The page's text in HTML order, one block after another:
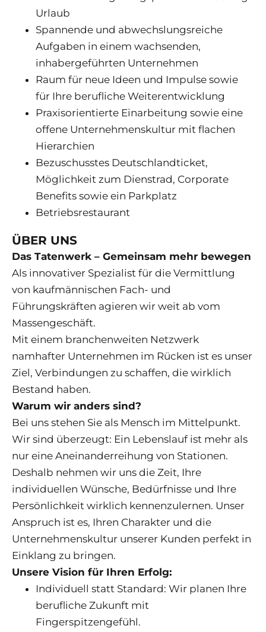
Urlaub
Spannende und abwechslungsreiche
Aufgaben in einem wachsenden,
inhabergeführten Unternehmen
Raum für neue Ideen und Impulse sowie
für Ihre berufliche Weiterentwicklung
Praxisorientierte Einarbeitung sowie eine
offene Unternehmenskultur mit flachen
Hierarchien
Bezuschusstes Deutschlandticket,
Möglichkeit zum Dienstrad, Corporate
Benefits sowie ein Parkplatz
Betriebsrestaurant
ÜBER UNS
Das Tatenwerk – Gemeinsam mehr bewegen
Als innovativer Spezialist für die Vermittlung
von kaufmännischen Fach- und
Führungskräften agieren wir weit ab vom
Massengeschäft.
Mit einem branchenweiten Netzwerk
namhafter Unternehmen im Rücken ist es unser
Ziel, Verbindungen zu schaffen, die wirklich
Bestand haben.
Warum wir anders sind?
Bei uns stehen Sie als Mensch im Mittelpunkt.
Wir sind überzeugt: Ein Lebenslauf ist mehr als
nur eine Aneinanderreihung von Stationen.
Deshalb nehmen wir uns die Zeit, Ihre
individuellen Wünsche, Bedürfnisse und Ihre
Persönlichkeit wirklich kennenzulernen. Unser
Anspruch ist es, Ihren Charakter und die
Unternehmenskultur unserer Kunden perfekt in
Einklang zu bringen.
Unsere Vision für Ihren Erfolg:
Individuell statt Standard: Wir planen Ihre
berufliche Zukunft mit
Fingerspitzengefühl.